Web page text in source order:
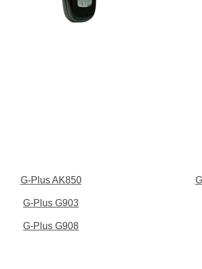
G-Plus AK850
G-Plus G903
G-Plus G908